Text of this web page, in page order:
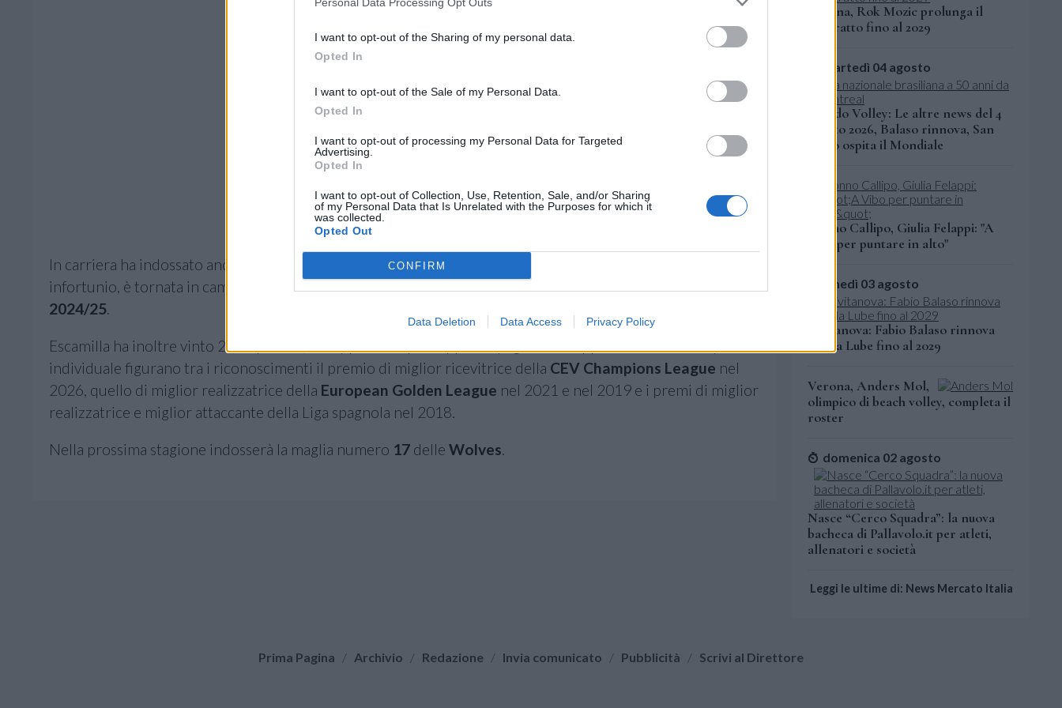
I want to opt-out of the Sharing of my personal data.
Opted In
I want to opt-out of the Sale of my Personal Data.
Opted In
I want to opt-out of processing my Personal Data for Targeted
Advertising.
Opted In
I want to opt-out of Collection, Use, Retention, Sale, and/or Sharing
of my Personal Data that Is Unrelated with the Purposes for which it
was collected.
Opted Out
CONFIRM
Data Deletion Data Access Privacy Policy
In carriera ha indossato anche le maglie di ,Barcellona
infortunio, è tornata in campo con l’
Heidelberg Las Palmas, vincendo il campionato spagnolo nella stagione
2024/25.
Escamilla ha inoltre vinto 2 campionati, 1 Coppa e 1 Supercoppa di Spagna e 1 Coppa di Romania. Sul piano
individuale figurano tra i riconoscimenti il premio di miglior ricevitrice della CEV Champions League nel
2026, quello di miglior realizzatrice della European Golden League nel 2021 e nel 2019 e i premi di miglior
realizzatrice e miglior attaccante della Liga spagnola nel 2018.
Nella prossima stagione indosserà la maglia numero 17 delle Wolves.
Verona, Rok Mozic prolunga il
contratto fino al 2029
martedì 04 agosto
Mondo Volley: Le altre news del 4
agosto 2026, Balaso rinnova, San
Paolo ospita il Mondiale
Tonno Callipo, Giulia Felappi: "A
Vibo per puntare in alto"
lunedì 03 agosto
Civitanova: Fabio Balaso rinnova
con la Lube fino al 2029
Verona, Anders Mol,
olimpico di beach volley, completa il
roster
domenica 02 agosto
Nasce “Cerco Squadra”: la nuova
bacheca di Pallavolo.it per atleti,
allenatori e società
Leggi le ultime di: News Mercato Italia
Prima Pagina / Archivio / Redazione / Invia comunicato / Pubblicità / Scrivi al Direttore